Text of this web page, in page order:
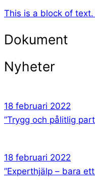
This is a block of
Dokument
Nyheter
18 februari 2022
”Trygg och pålitlig
18 februari 2022
”Experthjälp – bara